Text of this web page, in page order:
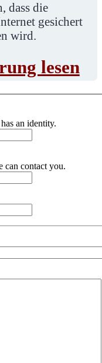
dass die
gesichert
wird.
lesen
an identity.
can contact you.